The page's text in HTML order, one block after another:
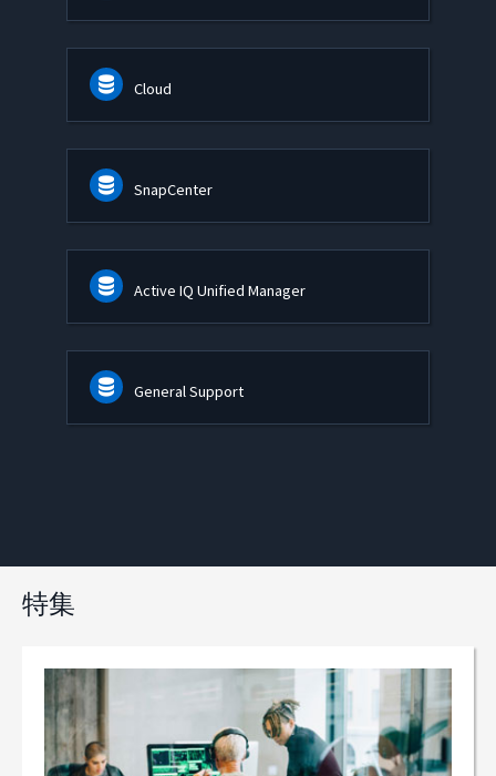
Cloud
SnapCenter
Active IQ Unified Manager
General Support
特集